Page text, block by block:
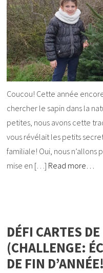
Coucou! Cette année
chercher le sapin dans la
petites, nous avons cette
vous révélait les petits
familiale! Oui, nous n’allons
mise en […] Read more…
DÉFI CARTES
(CHALLENGE:
DE FIN